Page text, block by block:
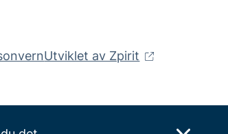
Utviklet av Zpirit